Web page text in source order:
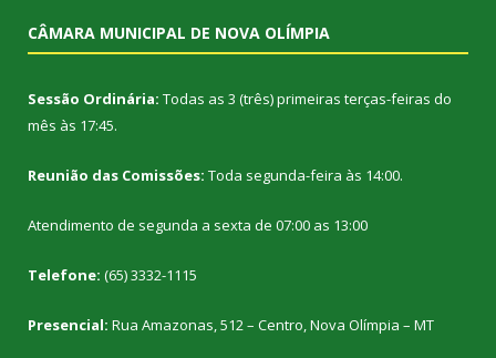
CÂMARA MUNICIPAL DE NOVA OLÍMPIA
Sessão Ordinária: Todas as 3 (três) primeiras terças-feiras do
mês às 17:45.
Reunião das Comissões: Toda segunda-feira às 14:00.
Atendimento de segunda a sexta de 07:00 as 13:00
Telefone: (65) 3332-1115
Presencial: Rua Amazonas, 512 – Centro, Nova Olímpia – MT